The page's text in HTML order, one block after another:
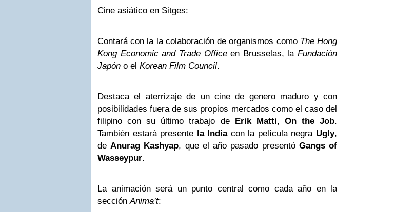
Cine asiático en Sitges:
Contará con la la colaboración de organismos como The Hong
Kong Economic and Trade Officeen Brusselas, la Fundación
Japón o el Korean Film Council.
Destaca el aterrizaje de un cine de genero maduro y con
posibilidades fuera de sus propios mercados como el caso del
filipino con su último trabajo de Erik Matti, On the Job.
También estará presente la Indiacon la película negra Ugly,
deAnurag Kashyap, que el año pasado presentó Gangs of
Wasseypur.
La animación será un punto central como cada año en la
secciónAnima’t: